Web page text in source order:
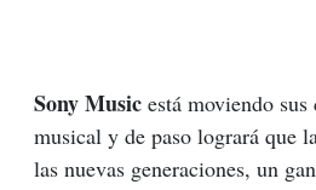
Sony Music está moviendo
musical y de paso logrará que
las nuevas generaciones, un